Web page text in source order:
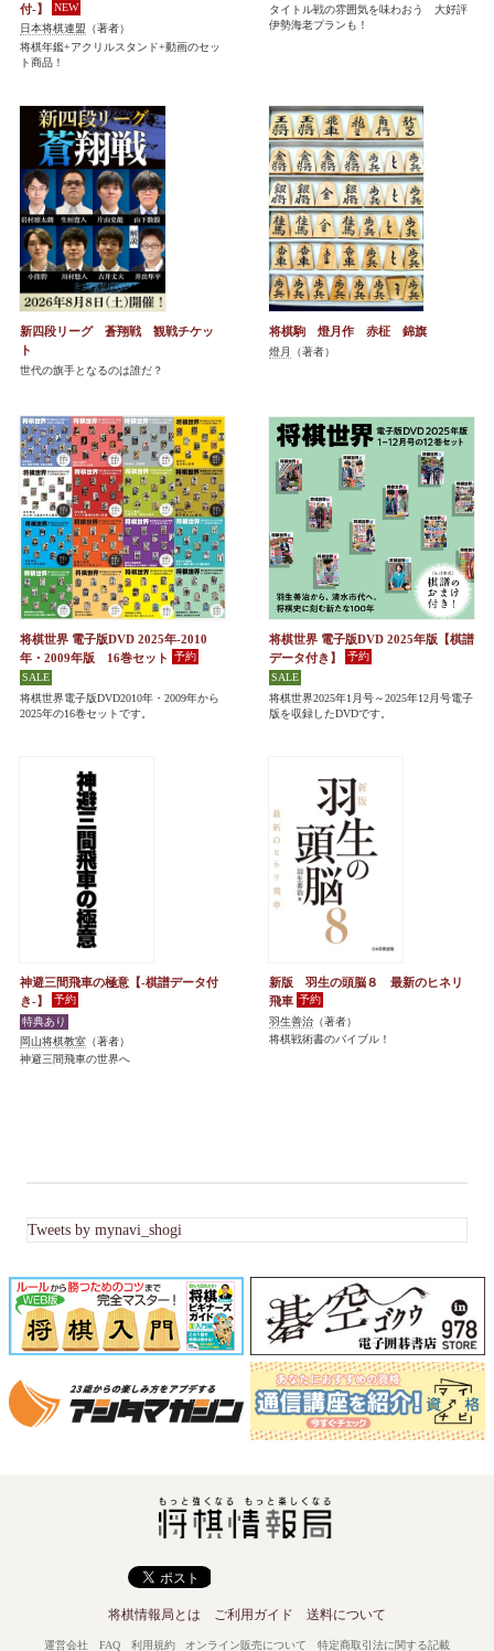
付-】
日本将棋連盟 （著者）
将棋年鑑+アクリルスタンド+動画のセッ
ト商品！
タイトル戦の雰囲気を味わおう 大好評
伊勢海老プランも！
新四段リーグ 蒼翔戦 観戦チケッ
ト
世代の旗手となるのは誰だ？
将棋駒 燈月作 赤柾 錦旗
燈月 （著者）
将棋世界 電子版DVD 2025年-2010
年・2009年版 16巻セット
将棋世界電子版DVD2010年・2009年から
2025年の16巻セットです。
将棋世界 電子版DVD 2025年版【棋譜
データ付き】
将棋世界2025年1月号～2025年12月号電子
版を収録したDVDです。
神避三間飛車の極意【-棋譜データ付
き-】
岡山将棋教室 （著者）
神避三間飛車の世界へ
新版 羽生の頭脳８ 最新のヒネリ
飛車
羽生善治 （著者）
将棋戦術書のバイブル！
Tweets by mynavi_shogi
将棋情報局とは ご利用ガイド 送料について
運営会社 FAQ 利用規約 オンライン販売について 特定商取引法に関する記載